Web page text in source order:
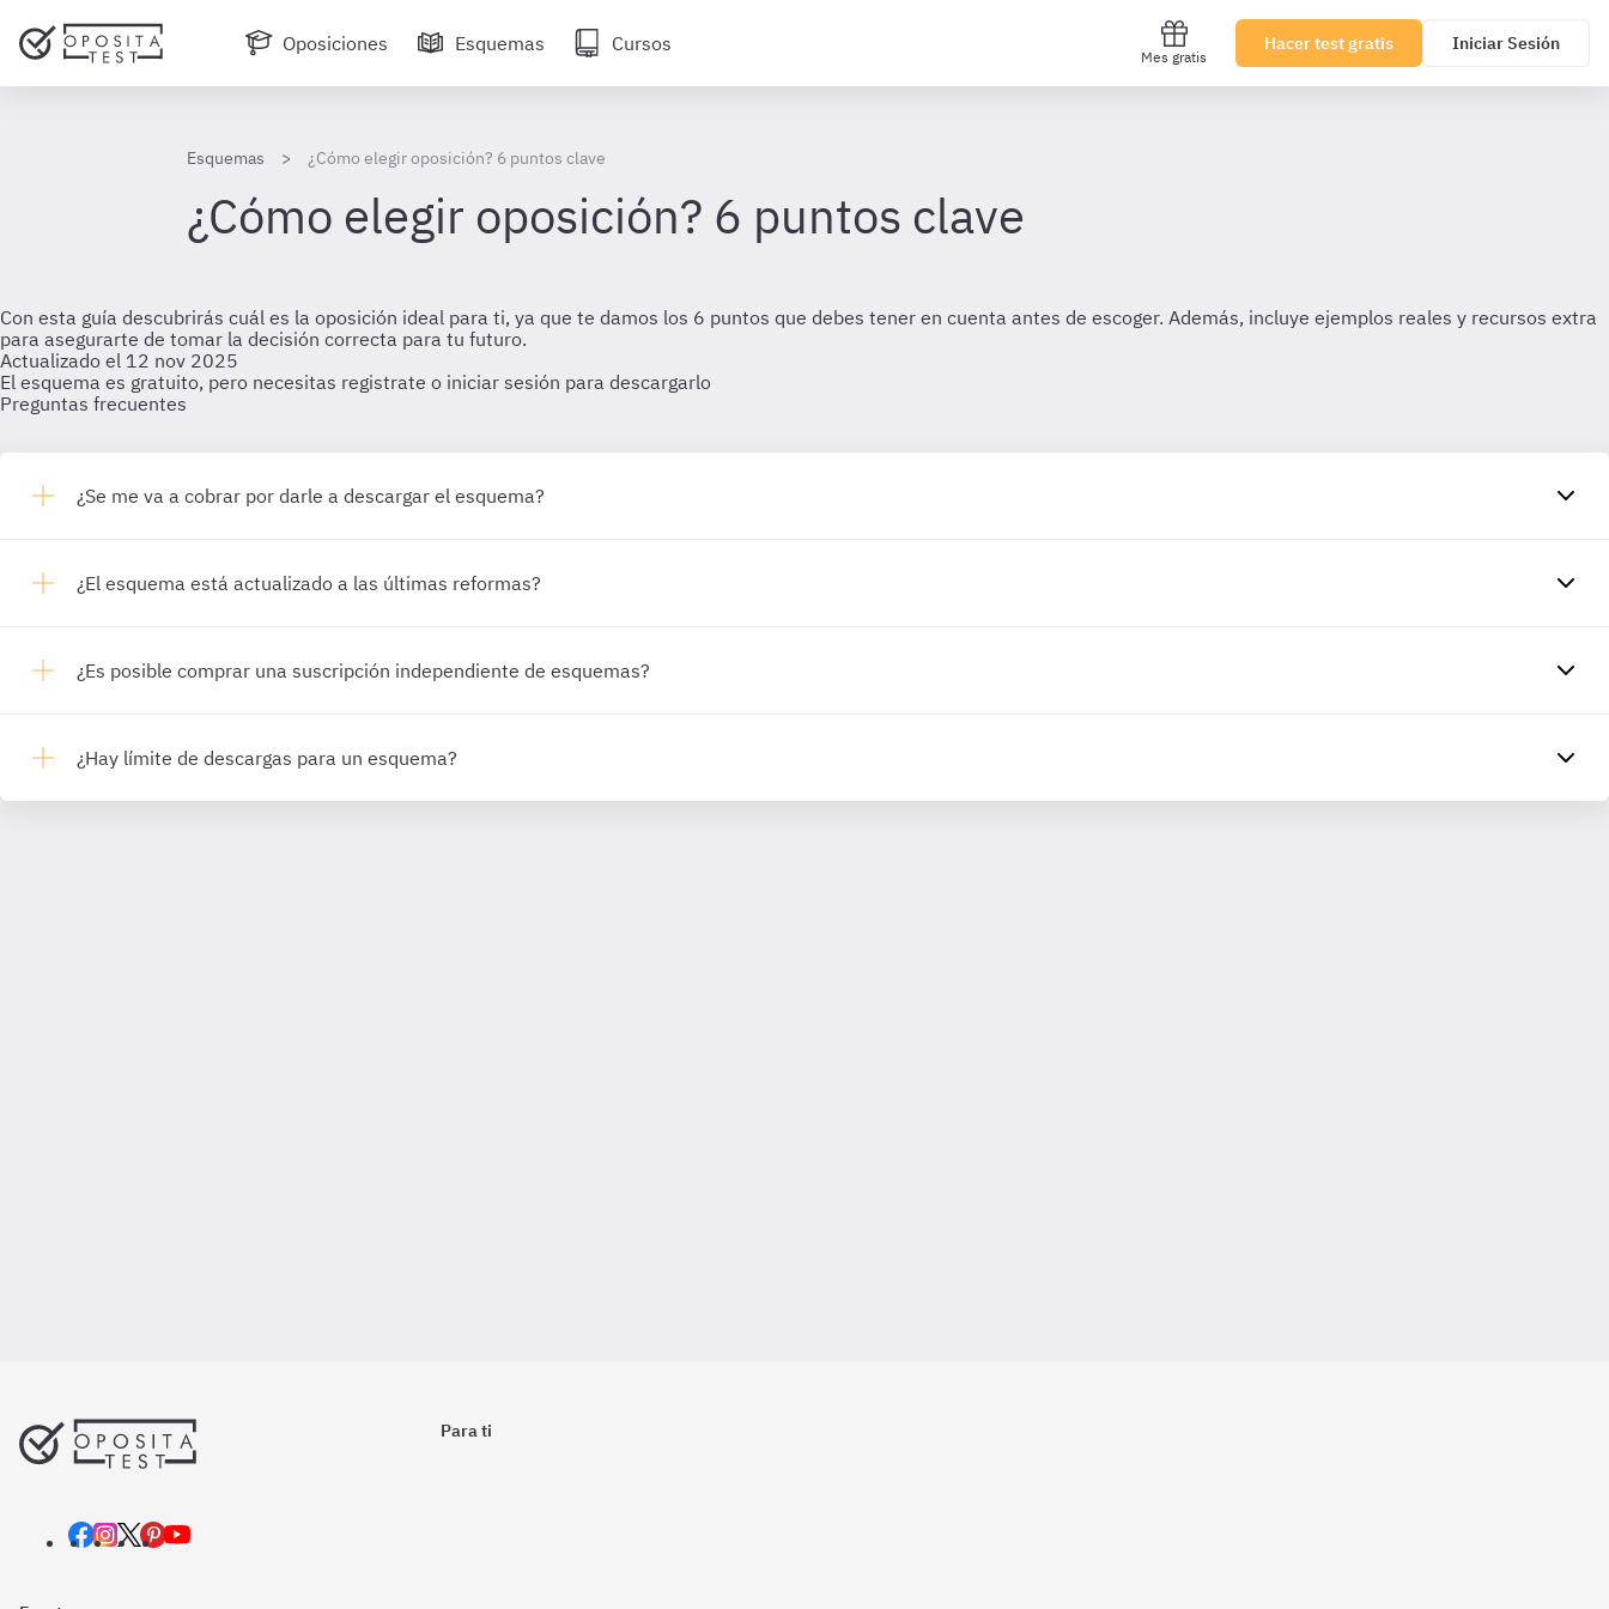
Oposiciones Esquemas Cursos
Mes gratis
Hacer test gratis Iniciar Sesión
Esquemas ¿Cómo elegir oposición? 6 puntos clave
¿Cómo elegir oposición? 6 puntos clave
Con esta guía descubrirás cuál es la oposición ideal para ti, ya que te damos los 6 puntos que debes tener en cuenta antes de escoger. Además, incluye ejemplos reales y recursos extra
para asegurarte de tomar la decisión correcta para tu futuro.
Actualizado el 12 nov 2025
El esquema es gratuito, pero necesitas registrate o iniciar sesión para descargarlo
Preguntas frecuentes
¿Se me va a cobrar por darle a descargar el esquema?
¿El esquema está actualizado a las últimas reformas?
¿Es posible comprar una suscripción independiente de esquemas?
¿Hay límite de descargas para un esquema?
Para ti